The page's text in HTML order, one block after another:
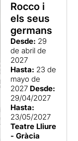
Rocco i
els seus
germans
Desde: 29
de abril de
2027
Hasta: 23 de
mayo de
2027 Desde:
29/04/2027
Hasta:
23/05/2027
Teatre Lliure
- Gràcia